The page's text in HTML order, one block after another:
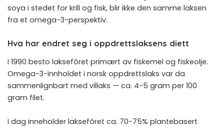
soya i stedet for krill og fisk, blir ikke den samme laksen
fra et omega-3-perspektiv.
Hva har endret seg i oppdrettslaksens diett
I 1990 besto laksefôret primært av fiskemel og fiskeolje.
Omega-3-innholdet i norsk oppdrettslaks var da
sammenlignbart med villaks — ca. 4-5 gram per 100
gram filet.
I dag inneholder laksefôret ca. 70-75% plantebasert